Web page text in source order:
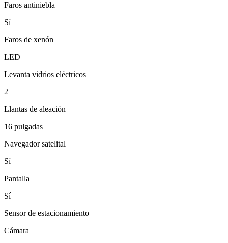
Faros antiniebla
Sí
Faros de xenón
LED
Levanta vidrios eléctricos
2
Llantas de aleación
16 pulgadas
Navegador satelital
Sí
Pantalla
Sí
Sensor de estacionamiento
Cámara